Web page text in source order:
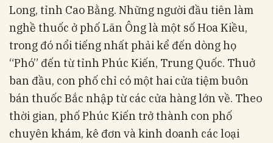
Long, tỉnh Cao Bằng. Những người đầu tiên làm
nghề thuốc ở phố Lãn Ông là một số Hoa Kiều,
trong đó nổi tiếng nhất phải kể đến dòng họ
“Phó” đến từ tỉnh Phúc Kiến, Trung Quốc. Thuở
ban đầu, con phố chỉ có một hai cửa tiệm buôn
bán thuốc Bắc nhập từ các cửa hàng lớn về. Theo
thời gian, phố Phúc Kiến trở thành con phố
chuyên khám, kê đơn và kinh doanh các loại